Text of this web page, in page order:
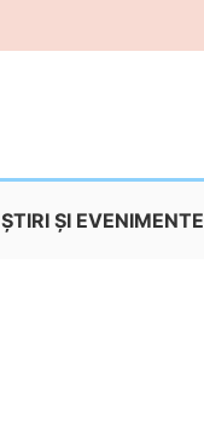
ŞTIRI ŞI EVENIMENTE